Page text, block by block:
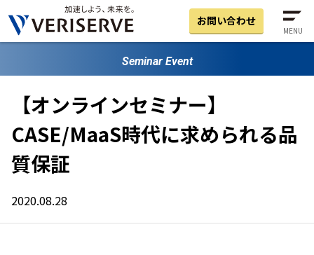
お問い合わせ
MENU
Seminar Event
【オンラインセミナー】
CASE/MaaS時代に求められる品
質保証
2020.08.28